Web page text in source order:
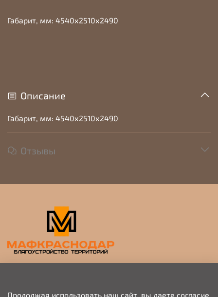
Габарит, мм: 4540х2510х2490
Описание
Габарит, мм: 4540х2510х2490
Отзывы
Продолжая использовать наш сайт, вы даете согласие